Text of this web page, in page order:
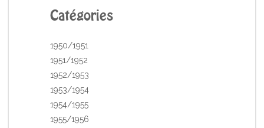
Catégories
1950/1951
1951/1952
1952/1953
1953/1954
1954/1955
1955/1956